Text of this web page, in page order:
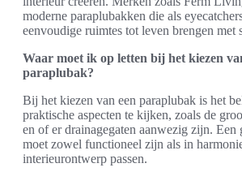
moderne paraplubakken die als
eenvoudige ruimtes tot leven brengen met
Waar moet ik op letten bij het kiezen
paraplubak?
Bij het kiezen van een paraplubak is het
praktische aspecten te kijken, zoals de
en of er drainagegaten aanwezig zijn. Een
moet zowel functioneel zijn als in
interieurontwerp passen.